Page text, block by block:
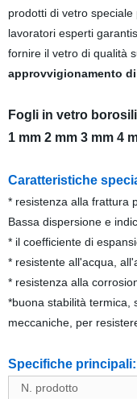
prodotti di vetro
lavoratori esperti
fornire il vetro di qualità
approvvigionamento
Fogli in vetro
1 mm 2 mm 3 mm 4
Caratteristiche
* resistenza alla frattura
Bassa dispersione e
* il coefficiente di
* resistente all'acqua,
* resistenza alla
*buona stabilità termica,
meccaniche, per
Specifiche principali:
N. prodotto